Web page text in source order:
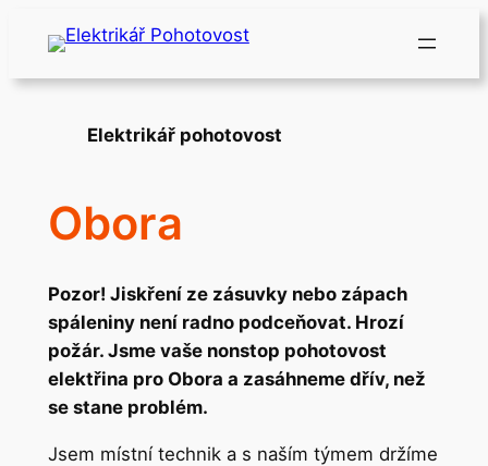
Přeskočit
obsah
Elektrikář pohotovost
Obora
Pozor! Jiskření ze zásuvky nebo zápach
spáleniny není radno podceňovat. Hrozí
požár. Jsme vaše nonstop pohotovost
elektřina pro Obora a zasáhneme dřív, než
se stane problém.
Jsem místní technik a s naším týmem držíme